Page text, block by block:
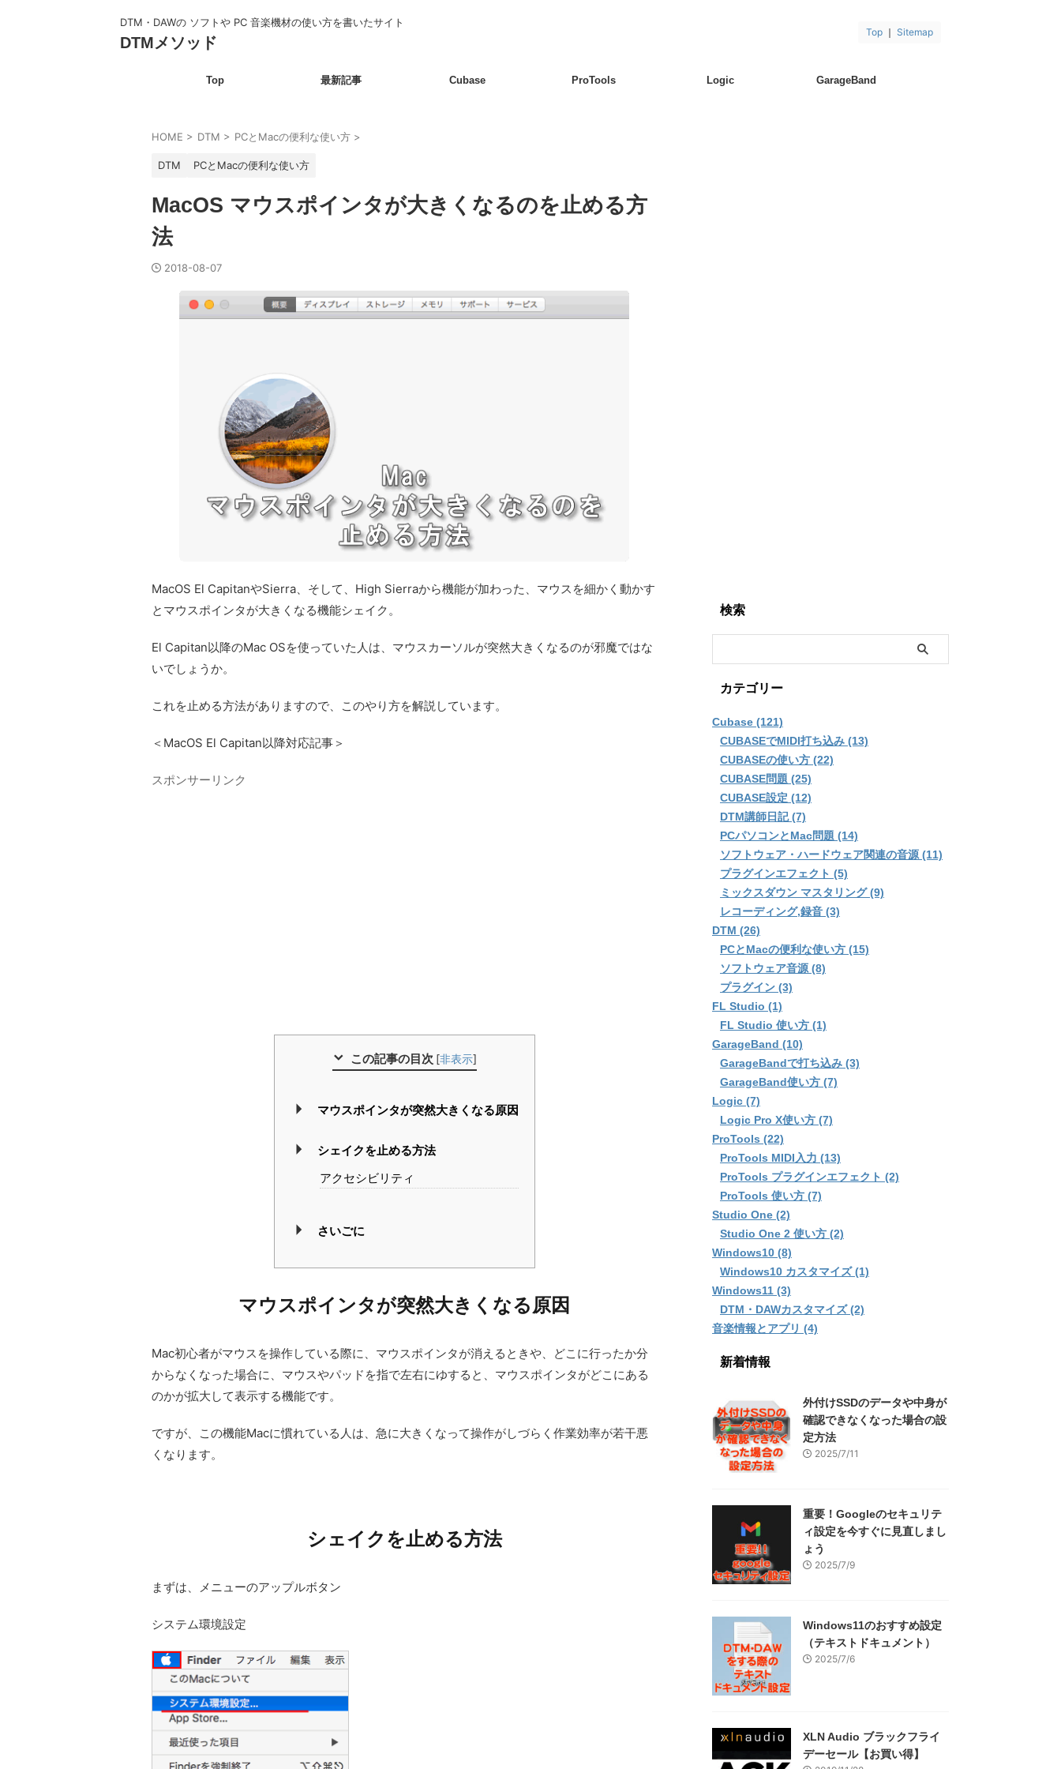
DTM・DAWの ソフトや PC 音楽機材の使い方を書いたサイト
DTMメソッド
Top ｜ Sitemap
Top 最新記事 Cubase ProTools Logic GarageBand
HOME > DTM > PCとMacの便利な使い方 >
DTM PCとMacの便利な使い方
MacOS マウスポインタが大きくなるのを止める方
法
2018-08-07
MacOS El CapitanやSierra、そして、High Sierraから機能が加わった、マウスを細かく動かす
とマウスポインタが大きくなる機能シェイク。
El Capitan以降のMac OSを使っていた人は、マウスカーソルが突然大きくなるのが邪魔ではな
いでしょうか。
これを止める方法がありますので、このやり方を解説しています。
＜MacOS El Capitan以降対応記事＞
スポンサーリンク
この記事の目次 [非表示]
マウスポインタが突然大きくなる原因
シェイクを止める方法
アクセシビリティ
さいごに
マウスポインタが突然大きくなる原因
Mac初心者がマウスを操作している際に、マウスポインタが消えるときや、どこに行ったか分
からなくなった場合に、マウスやパッドを指で左右にゆすると、マウスポインタがどこにある
のかが拡大して表示する機能です。
ですが、この機能Macに慣れている人は、急に大きくなって操作がしづらく作業効率が若干悪
くなります。
シェイクを止める方法
まずは、メニューのアップルボタン
システム環境設定
検索
カテゴリー
Cubase (121)
CUBASEでMIDI打ち込み (13)
CUBASEの使い方 (22)
CUBASE問題 (25)
CUBASE設定 (12)
DTM講師日記 (7)
PCパソコンとMac問題 (14)
ソフトウェア・ハードウェア関連の音源 (11)
プラグインエフェクト (5)
ミックスダウン マスタリング (9)
レコーディング,録音 (3)
DTM (26)
PCとMacの便利な使い方 (15)
ソフトウェア音源 (8)
プラグイン (3)
FL Studio (1)
FL Studio 使い方 (1)
GarageBand (10)
GarageBandで打ち込み (3)
GarageBand使い方 (7)
Logic (7)
Logic Pro X使い方 (7)
ProTools (22)
ProTools MIDI入力 (13)
ProTools プラグインエフェクト (2)
ProTools 使い方 (7)
Studio One (2)
Studio One 2 使い方 (2)
Windows10 (8)
Windows10 カスタマイズ (1)
Windows11 (3)
DTM・DAWカスタマイズ (2)
音楽情報とアプリ (4)
新着情報
外付けSSDのデータや中身が
確認できなくなった場合の設
定方法
2025/7/11
重要！Googleのセキュリテ
ィ設定を今すぐに見直しまし
ょう
2025/7/9
Windows11のおすすめ設定
（テキストドキュメント）
2025/7/6
XLN Audio ブラックフライ
デーセール【お買い得】